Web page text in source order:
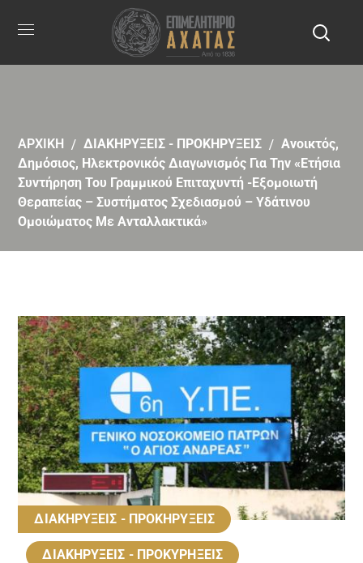
ΑΡΧΙΚΗ ΔΙΑΚΗΡΥΞΕΙΣ - ΠΡΟΚΗΡΥΞΕΙΣ
Aνοικτός,
Δημόσιος, Ηλεκτρονικός Διαγωνισμός Για Την «Ετήσια
Συντήρηση Του Γραμμικού Επιταχυντή -Εξομοιωτή
Θεραπείας – Συστήματος Σχεδιασμού – Υδάτινου
Ομοιώματος Με Ανταλλακτικά»
ΔΙΑΚΗΡΥΞΕΙΣ - ΠΡΟΚΗΡΥΞΕΙΣ
ΔΙΑΚΗΡΥΞΕΙΣ - ΠΡΟΚΥΡΗΞΕΙΣ